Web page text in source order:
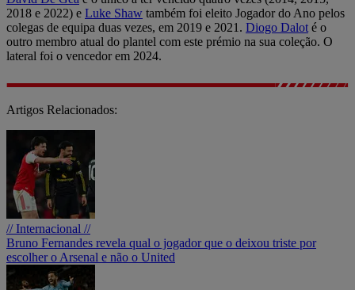
2018 e 2022) e Luke Shaw também foi eleito Jogador do Ano pelos
colegas de equipa duas vezes, em 2019 e 2021. Diogo Dalot é o
outro membro atual do plantel com este prémio na sua coleção. O
lateral foi o vencedor em 2024.
Artigos Relacionados:
// Internacional //
Bruno Fernandes revela qual o jogador que o deixou triste por
escolher o Arsenal e não o United